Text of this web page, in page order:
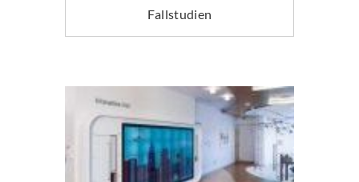
Fallstudien